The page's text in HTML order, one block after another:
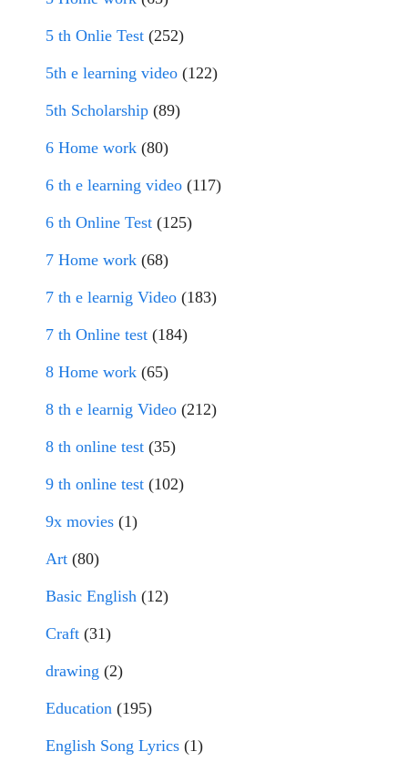
5 th Onlie Test (252)
5th e learning video (122)
5th Scholarship (89)
6 Home work (80)
6 th e learning video (117)
6 th Online Test (125)
7 Home work (68)
7 th e learnig Video (183)
7 th Online test (184)
8 Home work (65)
8 th e learnig Video (212)
8 th online test (35)
9 th online test (102)
9x movies (1)
Art (80)
Basic English (12)
Craft (31)
drawing (2)
Education (195)
English Song Lyrics (1)